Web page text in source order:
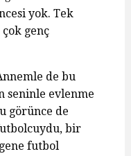
yok. Tek
çok genç
de bu
seninle evlenme
görünce de
bir
futbol